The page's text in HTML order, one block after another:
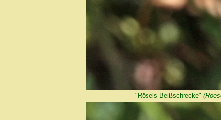
"Rösels Beißschrecke"